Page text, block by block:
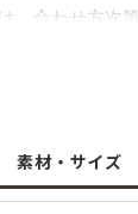
、合わせ方次
ね備え、普段
素材・サイズ